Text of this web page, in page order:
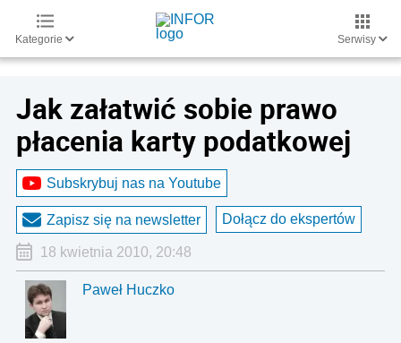
Kategorie Serwisy
Jak załatwić sobie prawo
płacenia karty podatkowej
Subskrybuj nas na Youtube
Zapisz się na newsletter Dołącz do ekspertów
18 kwietnia 2010, 20:48
Paweł Huczko